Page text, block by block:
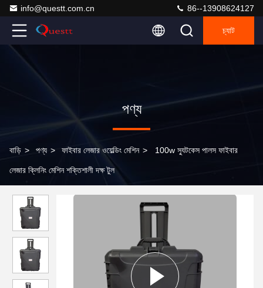
info@questt.com.cn 86--13908624127
চ্যাট
পণ্য
বাড়ি > পণ্য > ফাইবার লেজার ওয়েল্ডিং মেশিন > 100w স্যুটকেস পালস ফাইবার
লেজার ক্লিনিং মেশিন শক্তিশালী দক্ষ টুল